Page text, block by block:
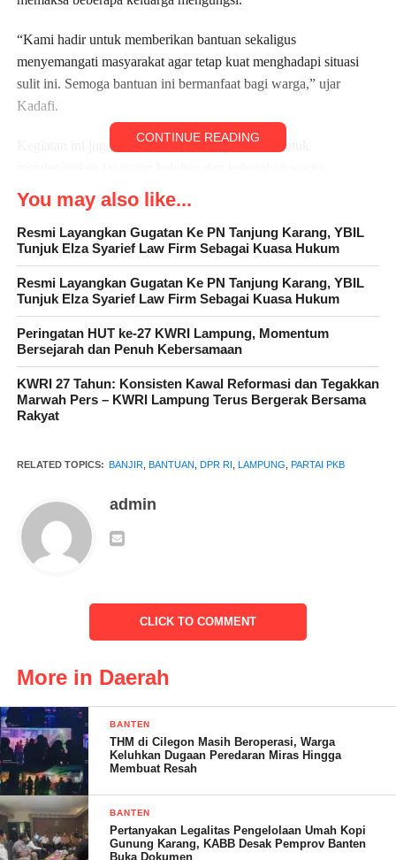
“Kami hadir untuk memberikan bantuan sekaligus
menyemangati masyarakat agar tetap kuat menghadapi situasi
sulit ini. Semoga bantuan ini bermanfaat bagi warga,” ujar
Kadafi.
Kegiatan ini juga menjadi momen bagi Kadafi untuk
termasuk upaya mitigasi agar bencana serupa tidak terulang.
Aksi sosial ini turut dihadiri sejumlah tokoh lokal seperti Camat
Sragi H. Zaelani, Kepala Desa Bandar Agung Sapri Yadi, serta
jajaran pengurus PKB, termasuk Ketua DPRD Lampung Selatan
H. Sutaji Abdullah. Mereka mengapresiasi langkah PKB yang
hadir langsung membantu masyarakat.
Ketua DPC PKB Lampung Selatan, Aliful Ma’rifah,
kondisi benar-benar pulih.
Banjir rob akibat tingginya pasang laut ini memengaruhi
mengambil langkah konkret untuk mengatasi dampak bencana
Post Views: 9
CONTINUE READING
You may also like...
Resmi Layangkan Gugatan Ke PN Tanjung Karang, YBIL
Tunjuk Elza Syarief Law Firm Sebagai Kuasa Hukum
Resmi Layangkan Gugatan Ke PN Tanjung Karang, YBIL
Tunjuk Elza Syarief Law Firm Sebagai Kuasa Hukum
Peringatan HUT ke-27 KWRI Lampung, Momentum
Bersejarah dan Penuh Kebersamaan
KWRI 27 Tahun: Konsisten Kawal Reformasi dan Tegakkan
Marwah Pers – KWRI Lampung Terus Bergerak Bersama
Rakyat
RELATED TOPICS: BANJIR, BANTUAN DPR RI LAMPUNG PARTAI PKB
admin
CLICK TO COMMENT
More in Daerah
BANTEN
THM di Cilegon Masih Beroperasi, Warga
Keluhkan Dugaan Peredaran Miras Hingga
Membuat Resah
BANTEN
Pertanyakan Legalitas Pengelolaan Umah Kopi
Gunung Karang, KABB Desak Pemprov Banten
Buka Dokumen